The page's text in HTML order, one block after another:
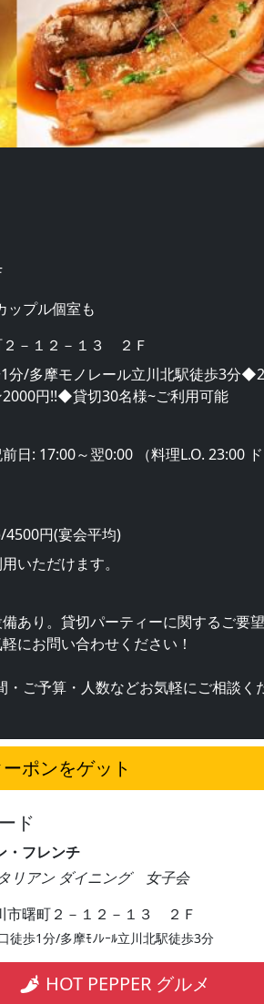
プル個室も
－１２－１３ ２Ｆ
1分/多摩モノレール立川北駅徒歩3分
円!!◆貸切30名様~ご利用可能
日: 17:00～翌0:00 （料理L.O. 23:00 ド
円(宴会平均)
いただけます。
あり。貸切パーティーに関するご要
にお問い合わせください！
ご予算・人数などお気軽にご相談く
ポンをゲット
ド
・フレンチ
リアン ダイニング 女子会
市曙町２－１２－１３ ２Ｆ
徒歩1分/多摩ﾓﾉﾚｰﾙ立川北駅徒歩3分
HOT PEPPER グルメ